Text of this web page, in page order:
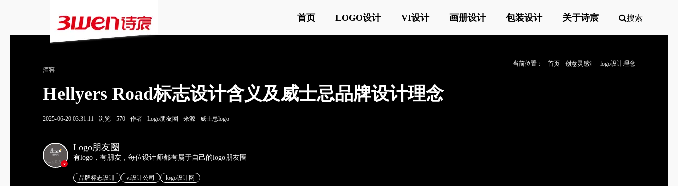
首页 LOGO设计 VI设计 画册设计 包装设计 关于诗宸 搜索
当前位置： 首页 创意灵感汇
logo设计理念
酒窖
Hellyers Road标志设计含义及威士忌品牌设计理念
2025-06-20 03:31:11 浏览 570 作者 Logo朋友圈 来源 威士忌logo
v
Logo朋友圈
有logo，有朋友，每位设计师都有属于自己的logo朋友圈
品牌标志设计 vi设计公司 logo设计网